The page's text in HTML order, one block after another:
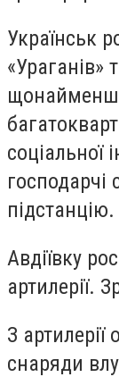
Українськ
«Ураганів»
соціальної
підстанцію.
Авдіївку
артилерії.
З артилерії
снаряди